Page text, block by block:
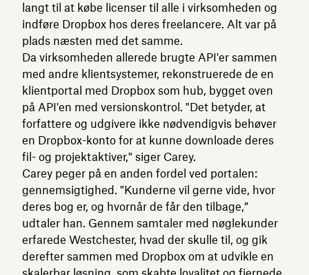
langt til at købe licenser til alle i virksomheden og
indføre Dropbox hos deres freelancere. Alt var på
plads næsten med det samme.
Da virksomheden allerede brugte API'er sammen
med andre klientsystemer, rekonstruerede de en
klientportal med Dropbox som hub, bygget oven
på API'en med versionskontrol. "Det betyder, at
forfattere og udgivere ikke nødvendigvis behøver
en Dropbox-konto for at kunne downloade deres
fil- og projektaktiver," siger Carey.
Carey peger på en anden fordel ved portalen:
gennemsigtighed. "Kunderne vil gerne vide, hvor
deres bog er, og hvornår de får den tilbage,”
udtaler han. Gennem samtaler med nøglekunder
erfarede Westchester, hvad der skulle til, og gik
derefter sammen med Dropbox om at udvikle en